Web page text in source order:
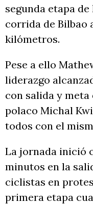
segunda etapa de
corrida de Bilbao
kilómetros.
Pese a ello
liderazgo
con salida y meta
polaco Michal
todos con el
La jornada inició
minutos en la
ciclistas en
primera etapa